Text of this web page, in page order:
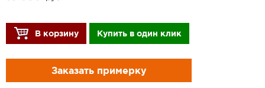
В корзину Купить в один клик
Заказать примерку